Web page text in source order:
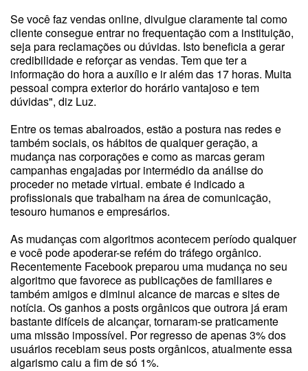
Se você faz vendas online, divulgue claramente tal como
cliente consegue entrar no frequentação com a instituição,
seja para reclamações ou dúvidas. Isto beneficia a gerar
credibilidade e reforçar as vendas. Tem que ter a
informação do hora a auxílio e ir além das 17 horas. Muita
pessoal compra exterior do horário vantajoso e tem
dúvidas", diz Luz.
Entre os temas abalroados, estão a postura nas redes e
também sociais, os hábitos de qualquer geração, a
mudança nas corporações e como as marcas geram
campanhas engajadas por intermédio da análise do
proceder no metade virtual. embate é indicado a
profissionais que trabalham na área de comunicação,
tesouro humanos e empresários.
As mudanças com algoritmos acontecem período qualquer
e você pode apoderar-se refém do tráfego orgânico.
Recentemente Facebook preparou uma mudança no seu
algoritmo que favorece as publicações de familiares e
também amigos e diminui alcance de marcas e sites de
notícia. Os ganhos a posts orgânicos que outrora já eram
bastante difíceis de alcançar, tornaram-se praticamente
uma missão impossível. Por regresso de apenas 3% dos
usuários recebiam seus posts orgânicos, atualmente essa
algarismo caiu a fim de só 1%.